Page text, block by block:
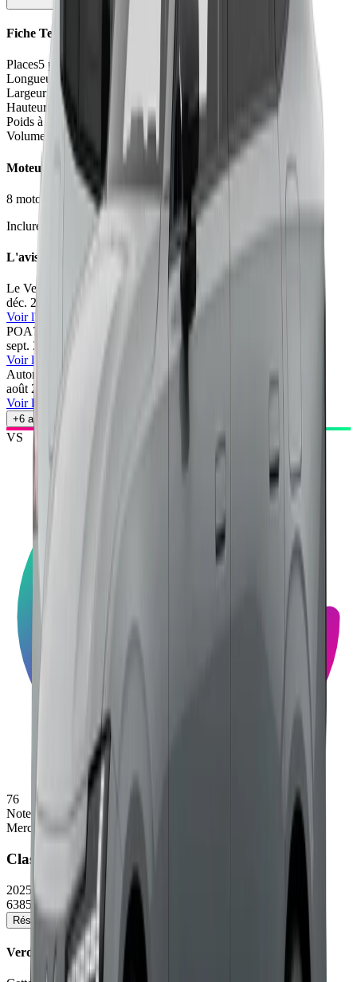
Fiche Technique
Places5 places
Longueur
5.06
Largeur1.90
Hauteur 1.51 - 1.52
Poids à vide1725 - 2380
kg
Volume coffre
L
Moteurs et Finitions
8 motorisation •3finition
Inclure Malus 2026
L'avis des experts
Le Vendeur Automobiles
/100
déc. 2025
Le Vendeur Automobiles
Voir l'article
POA78
sept. 2024
Gaëtan Ferey & Renaud Roubaudi
Voir l'article
Automobile Propre
août 2024
Voir l'article
+6 autres avis
VS
76
Note
Mercedes-Benz
Classe E
2025/2026
63850 - 113400 €
Réserver un essai
Verdict